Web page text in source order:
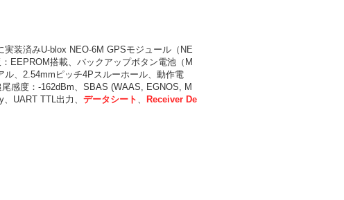
装済みU-blox NEO-6M GPSモジュール（NE
EEPROM搭載、バックアップボタン電池（M
、2.54mmピッチ4Pスルーホール、動作電
感度：-162dBm、SBAS (WAAS, EGNOS, M
UART TTL出力、 データシート 、
Receiver De